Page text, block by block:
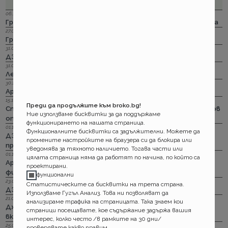
06.12.2023 г.
Групама: Ски и сноуборд безплатно при пътуване в чужбина
27.04.2023 г.
Групама: За каското
31.03.2023 г.
ДЗИ: Отличници в ликвидацията по каско
31.03.2023 г.
Лев Инс: Още месец на промоция по каско
30.11.2022 г.
Армеец: И асистанс за България по каско
15.11.2022 г.
Стикерът по гражданска отговорност с впечатляващ нов
опит да влезе в историята
01.11.2022 г.
ДЗИ: Стрийминг застраховката за злополука на промоция
през ноември
01.11.2022 г.
Армеец: Имуществото на лимит на промоция. Това за
фирмите също
23.09.2022 г.
ДЗИ: Ами няма такова каско!
21.09.2022 г.
Дженерали: Критични болести по злополука и заболяване,
включително и при задължителната трудова.
25.08.2022 г.
Преди да продължите към broko.bg!
Ние използваме бисквитки за да поддържаме
функционирането на нашата страница.
Функционалните бисквитки са задължителни. Можете да
промените настройките на браузера си да блокира или
уведомява за тяхното наличието. Тогава части или
цялата страница няма да работят по начина, по който са
проектирани.
фунционални
Статистическите са бисквитки на трета страна.
Използваме Гугъл Анализ. Това ни позволяват да
анализираме трафика на страницата. Така знаем кои
страници посещавате, кое съдържание задържа вашия
интерес, колко често /в рамките на 30 дни/